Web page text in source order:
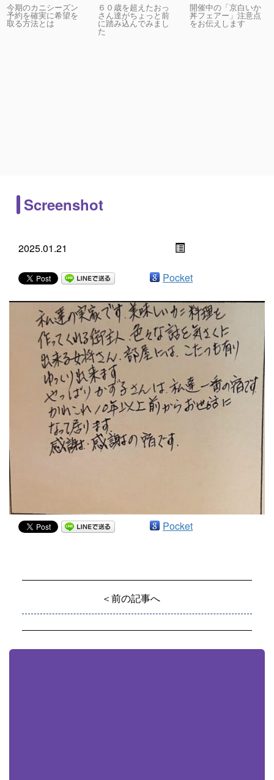
今期のカニシーズン
予約を確実に希望を
取る方法とは
６０歳を超えたおっ
さん達がちょっと前
に踏み込んでみまし
た
開催中の「京白いか
丼フェアー」注意点
をお伝えします
Screenshot
2025.01.21
Pocket
Pocket
＜前の記事へ